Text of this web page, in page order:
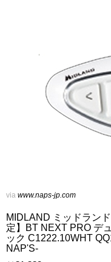
via www.naps-jp.com
MIDLAND ミッドラン
定】BT NEXT PRO デ
ック C1222.10WHT
NAP'S-